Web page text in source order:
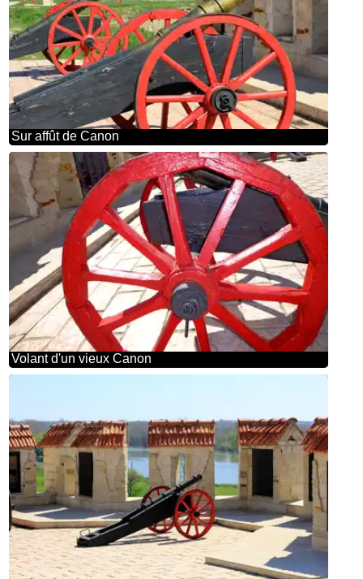
Sur affût de Canon
Volant d'un vieux Canon